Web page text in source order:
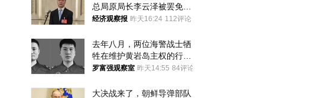
总局原局长李云泽被罢免全
国人大代表
经济观察报 昨天16:24 112评论
去年八月，两位海警战士牺
牲在维护黄岩岛主权的行动
中
罗富强观察室 昨天14:55 84评论
大决战来了，朝鲜导弹部队